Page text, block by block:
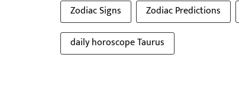
Zodiac Signs
Zodiac Predictions
daily horoscope Taurus